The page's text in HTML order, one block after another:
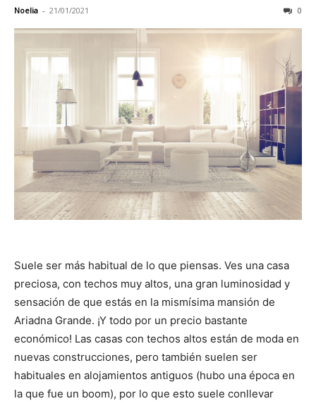
Noelia - 21/01/2021 0
Suele ser más habitual de lo que piensas. Ves una casa
preciosa, con techos muy altos, una gran luminosidad y
sensación de que estás en la mismísima mansión de
Ariadna Grande. ¡Y todo por un precio bastante
económico! Las casas con techos altos están de moda en
nuevas construcciones, pero también suelen ser
habituales en alojamientos antiguos (hubo una época en
la que fue un boom), por lo que esto suele conllevar